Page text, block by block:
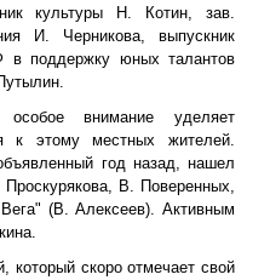
культуры Н. Котин, зав.
И. Черникова, выпускник
поддержку юных талантов
внимание уделяет
к этому местных жителей.
год назад, нашел
В. Поверенных,
(В. Алексеев). Активным
который скоро отмечает свой